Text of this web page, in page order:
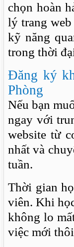
chọn hoàn
lý trang
kỹ năng
trong thời
Đăng ký
Phòng
Nếu bạn
ngay với
website từ
nhất và
tuần.
Thời gian
viên. Khi
không lo
việc mới